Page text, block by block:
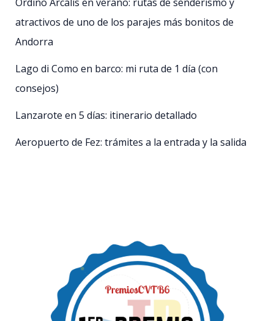
atractivos de uno de los parajes más bonitos de
Andorra
Lago di Como en barco: mi ruta de 1 día (con
consejos)
Lanzarote en 5 días: itinerario detallado
Aeropuerto de Fez: trámites a la entrada y la salida